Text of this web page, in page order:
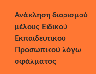
Ανάκληση διορισμού
μέλους Ειδικού
Εκπαιδευτικού
Προσωπικού λόγω
σφάλματος